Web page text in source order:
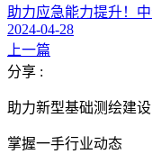
助力应急能力提升！
2024-04-28
上一篇
分享 :
助力新型基础测绘建设
掌握一手行业动态